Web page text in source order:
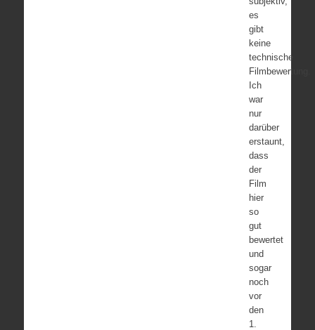
es
gibt
keine
technische
Filmbewertung.
Ich
war
nur
darüber
erstaunt,
dass
der
Film
hier
so
gut
bewertet
und
sogar
noch
vor
den
1.